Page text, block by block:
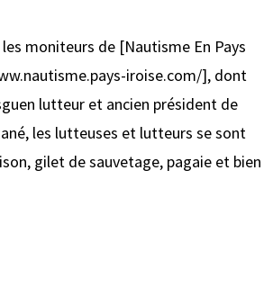
moniteurs de [Nautisme En Pays
iroise.com/], dont
lutteur et ancien président de
les lutteuses et lutteurs se sont
gilet de sauvetage, pagaie et bien